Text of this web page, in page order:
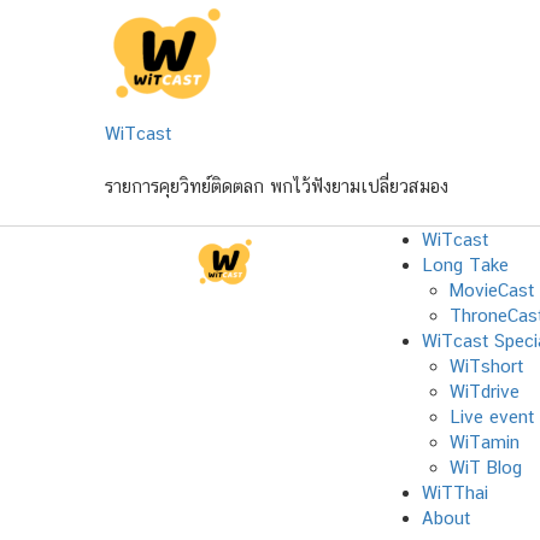
WiTcast
รายการคุยวิทย์ติดตลก พกไว้ฟังยามเปลี่ยวสมอง
WiTcast
Long Take
MovieCast
WiTcast
WiTshort
WiTdrive
Live event
WiTamin
WiT Blog
WiTThai
About